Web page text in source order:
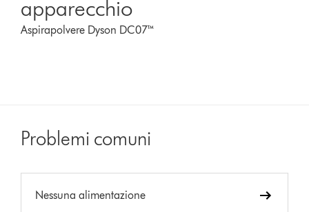
apparecchio
Aspirapolvere Dyson DC07™
Problemi comuni
Nessuna alimentazione